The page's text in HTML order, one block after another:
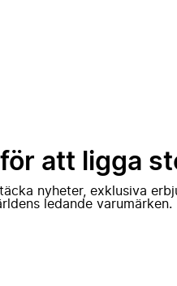
att ligga
nyheter, exklusiva
ledande varumärken.